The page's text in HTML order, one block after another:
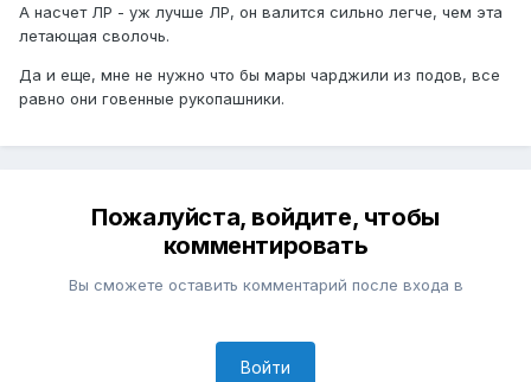
А насчет ЛР - уж лучше ЛР, он валится сильно легче, чем эта
летающая сволочь.
Да и еще, мне не нужно что бы мары чарджили из подов, все
равно они говенные рукопашники.
Пожалуйста, войдите, чтобы
комментировать
Вы сможете оставить комментарий после входа в
Войти